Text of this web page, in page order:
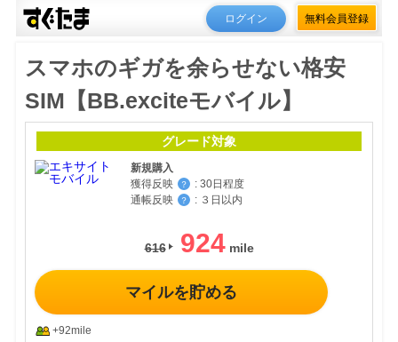
ログイン 無料会員登録
スマホのギガを余らせない格安
SIM【BB.exciteモバイル】
グレード対象
新規購入
獲得反映
？ : 30日程度
通帳反映
？ : ３日以内
616 924
マイルを貯める
+92mile